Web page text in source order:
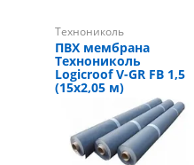
Технониколь
ПВХ мембрана
Технониколь
Logicroof V-GR FB 1,5
(15х2,05 м)